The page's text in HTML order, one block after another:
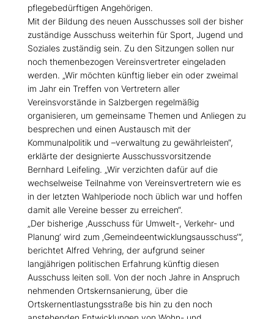
pflegebedürftigen Angehörigen.
Mit der Bildung des neuen Ausschusses soll der bisher
zuständige Ausschuss weiterhin für Sport, Jugend und
Soziales zuständig sein. Zu den Sitzungen sollen nur
noch themenbezogen Vereinsvertreter eingeladen
werden. „Wir möchten künftig lieber ein oder zweimal
im Jahr ein Treffen von Vertretern aller
Vereinsvorstände in Salzbergen regelmäßig
organisieren, um gemeinsame Themen und Anliegen zu
besprechen und einen Austausch mit der
Kommunalpolitik und –verwaltung zu gewährleisten“,
erklärte der designierte Ausschussvorsitzende
Bernhard Leifeling. „Wir verzichten dafür auf die
wechselweise Teilnahme von Vereinsvertretern wie es
in der letzten Wahlperiode noch üblich war und hoffen
damit alle Vereine besser zu erreichen“.
Der bisherige ‚Ausschuss für Umwelt-, Verkehr- und
Planung‘ wird zum ‚Gemeindeentwicklungsausschuss‘“,
berichtet Alfred Vehring, der aufgrund seiner
langjährigen politischen Erfahrung künftig diesen
Ausschuss leiten soll. Von der noch Jahre in Anspruch
nehmenden Ortskernsanierung, über die
Ortskernentlastungsstraße bis hin zu den noch